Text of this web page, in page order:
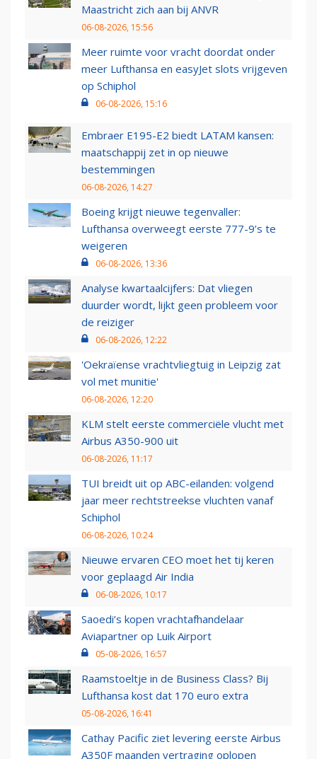
Maastricht zich aan bij ANVR
06-08-2026, 15:56
Meer ruimte voor vracht doordat onder
meer Lufthansa en easyJet slots vrijgeven
op Schiphol
06-08-2026, 15:16
Embraer E195-E2 biedt LATAM kansen:
maatschappij zet in op nieuwe
bestemmingen
06-08-2026, 14:27
Boeing krijgt nieuwe tegenvaller:
Lufthansa overweegt eerste 777-9’s te
weigeren
06-08-2026, 13:36
Analyse kwartaalcijfers: Dat vliegen
duurder wordt, lijkt geen probleem voor
de reiziger
06-08-2026, 12:22
'Oekraïense vrachtvliegtuig in Leipzig zat
vol met munitie'
06-08-2026, 12:20
KLM stelt eerste commerciële vlucht met
Airbus A350-900 uit
06-08-2026, 11:17
TUI breidt uit op ABC-eilanden: volgend
jaar meer rechtstreekse vluchten vanaf
Schiphol
06-08-2026, 10:24
Nieuwe ervaren CEO moet het tij keren
voor geplaagd Air India
06-08-2026, 10:17
Saoedi’s kopen vrachtafhandelaar
Aviapartner op Luik Airport
05-08-2026, 16:57
Raamstoeltje in de Business Class? Bij
Lufthansa kost dat 170 euro extra
05-08-2026, 16:41
Cathay Pacific ziet levering eerste Airbus
A350F maanden vertraging oplopen